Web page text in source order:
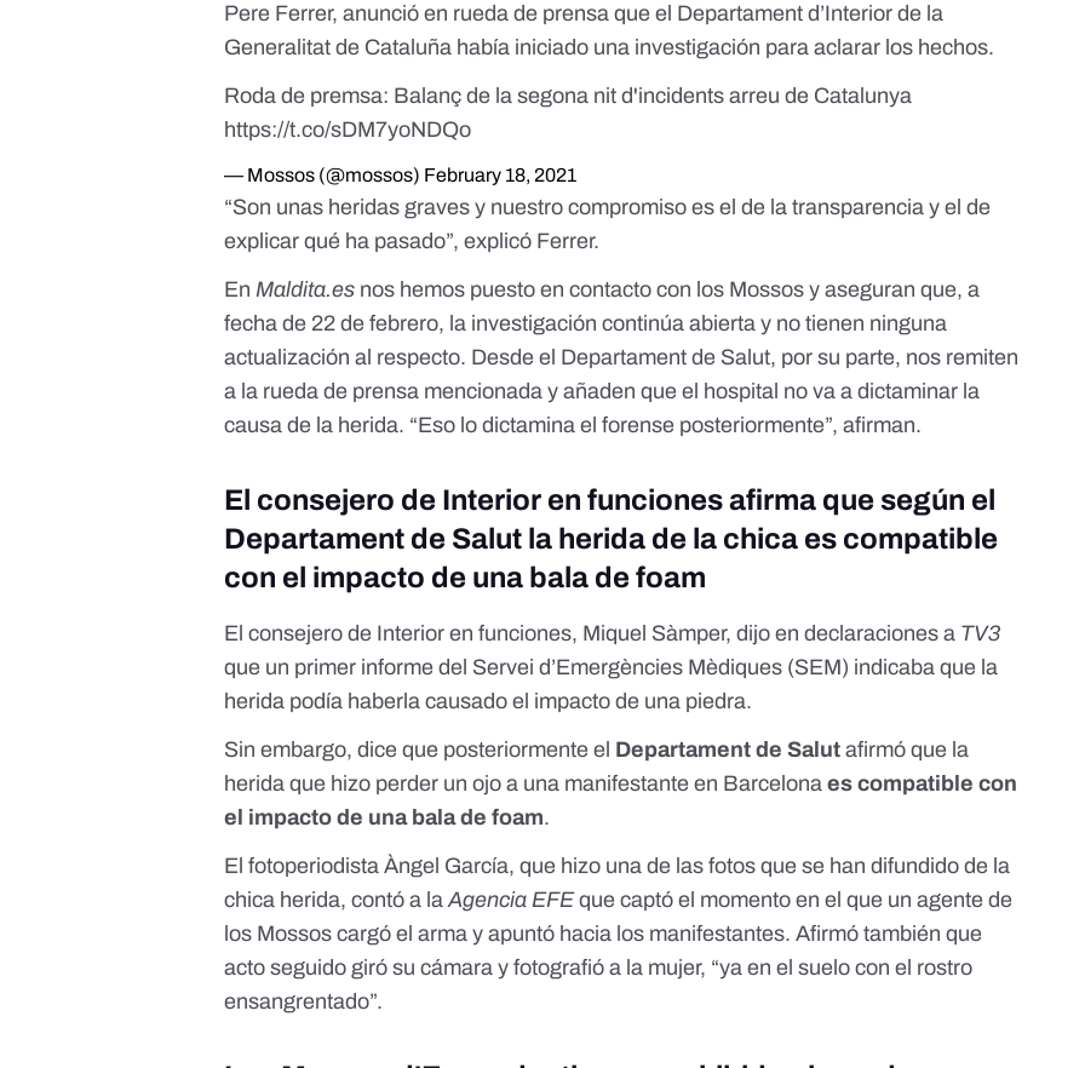
Pere Ferrer, anunció en rueda de prensa que el Departament d’Interior de la
Generalitat de Cataluña había iniciado una investigación para aclarar los hechos.
Roda de premsa: Balanç de la segona nit d'incidents arreu de Catalunya
https://t.co/sDM7yoNDQo
— Mossos (@mossos) February 18, 2021
“Son unas heridas graves y nuestro compromiso es el de la transparencia y el de
explicar qué ha pasado”, explicó Ferrer.
EnMaldita.es nos hemos puesto en contacto con los Mossos y aseguran que, a
fecha de 22 de febrero, la investigación continúa abierta y no tienen ninguna
actualización al respecto. Desde el Departament de Salut, por su parte, nos remiten
a la rueda de prensa mencionada y añaden que el hospital no va a dictaminar la
causa de la herida. “Eso lo dictamina el forense posteriormente”, afirman.
El consejero de Interior en funciones afirma que según el
Departament de Salut la herida de la chica es compatible
con el impacto de una bala de foam
El consejero de Interior en funciones, Miquel Sàmper, dijo en declaraciones a TV3
que un primer informe del Servei d’Emergències Mèdiques (SEM) indicaba que la
herida podía haberla causado el impacto de una piedra.
Sin embargo, dice que posteriormente el Departament de Salut afirmó que la
herida que hizo perder un ojo a una manifestante en Barcelona es compatible con
el impacto de una bala de foam.
El fotoperiodista Àngel García, que hizo una de las fotos que se han difundido de la
chica herida, contó a laAgencia EFEque captó el momento en el que un agente de
los Mossos cargó el arma y apuntó hacia los manifestantes. Afirmó también que
acto seguido giró su cámara y fotografió a la mujer, “ya en el suelo con el rostro
ensangrentado”.